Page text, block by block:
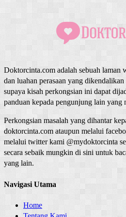
Doktorcinta.com adalah sebuah laman
dan luahan perasaan yang
supaya kisah perkongsian ini dapat
panduan kepada pengunjung lain yang
Perkongsian masalah yang dihantar
doktorcinta.com ataupun melalui
melalui twitter kami @mydoktorcinta
secara sebaik mungkin di sini untuk
yang lain.
Navigasi Utama
Home